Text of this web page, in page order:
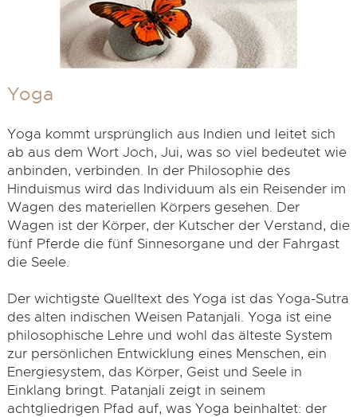
Yoga
Yoga kommt ursprünglich aus Indien und leitet sich
ab aus dem Wort Joch, Jui, was so viel bedeutet wie
anbinden, verbinden. In der Philosophie des
Hinduismus wird das Individuum als ein Reisender im
Wagen des materiellen Körpers gesehen. Der
Wagen ist der Körper, der Kutscher der Verstand, die
fünf Pferde die fünf Sinnesorgane und der Fahrgast
die Seele.
Der wichtigste Quelltext des Yoga ist das Yoga-Sutra
des alten indischen Weisen Patanjali. Yoga ist eine
philosophische Lehre und wohl das älteste System
zur persönlichen Entwicklung eines Menschen, ein
Energiesystem, das Körper, Geist und Seele in
Einklang bringt. Patanjali zeigt in seinem
achtgliedrigen Pfad auf, was Yoga beinhaltet: der